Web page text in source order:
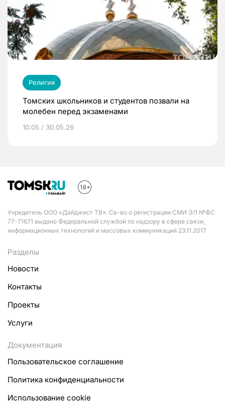
Религия
Томских школьников и студентов позвали на
молебен перед экзаменами
10:05 / 30.05.26
Учредитель ООО «Дайджест ТВ». Св-во о регистрации СМИ ЭЛ №ФС
77-71671 выдано Федеральной службой по надзору в сфере связи,
информационных технологий и массовых коммуникаций 23.11.2017
Разделы
Новости
Контакты
Проекты
Услуги
Документация
Пользовательское соглашение
Политика конфиденциальности
Использование cookie